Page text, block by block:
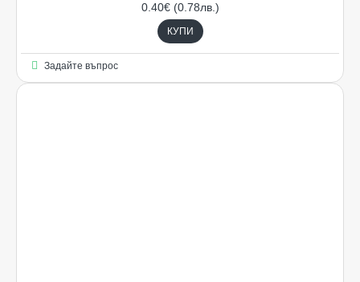
0.40€ (0.78лв.)
КУПИ
Задайте въпрос